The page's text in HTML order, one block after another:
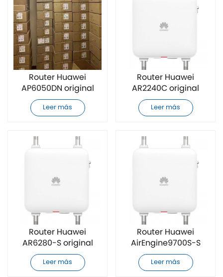
Router Huawei
AP6050DN original
completamente
nuevo
Leer más
Router Huawei
AR2240C original
completamente
nuevo
Leer más
Router Huawei
AR6280-S original
completamente
nuevo
Leer más
Router Huawei
AirEngine9700S-S
original
completamente
Leer más